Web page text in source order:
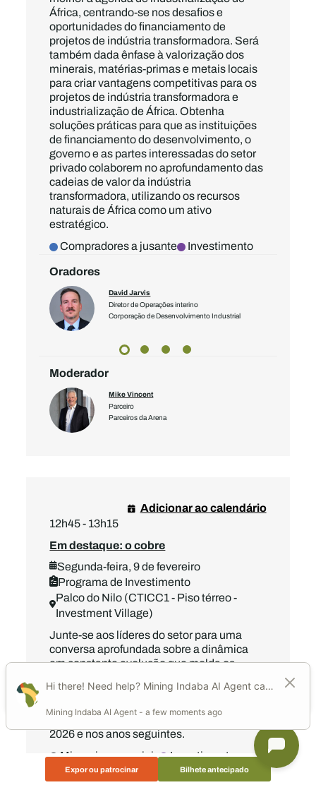
Expor ou patrocinar Bilhete antecipado
África, centrando-se nos desafios e
oportunidades do financiamento de
projetos de indústria transformadora. Será
também dada ênfase à valorização dos
minerais, matérias-primas e metais locais
para criar vantagens competitivas para os
projetos de indústria transformadora e
industrialização de África. Obtenha
soluções práticas para que as instituições
de financiamento do desenvolvimento, o
governo e as partes interessadas do setor
privado colaborem no aprofundamento das
cadeias de valor da indústria
transformadora, utilizando os recursos
naturais de África como um ativo
estratégico.
Compradores a jusante
Investimento
Oradores
David Jarvis
Diretor de Operações interino
Corporação de Desenvolvimento Industrial
Moderador
Mike Vincent
Parceiro
Parceiros da Arena
12h45 - 13h15
Em destaque: o cobre
Segunda-feira, 9 de fevereiro
Programa de Investimento
Palco do Nilo (CTICC1 - Piso térreo -
Investment Village)
Adicionar ao calendário
Junte-se aos líderes do setor para uma
conversa aprofundada sobre a dinâmica
em constante evolução que molda os
analisar os principais fatores
macroeconómicos, as perspetivas de
preços e os aspetos a ter em conta em
2026 e nos anos seguintes.
Minerais essenciais Investimento
Oradores